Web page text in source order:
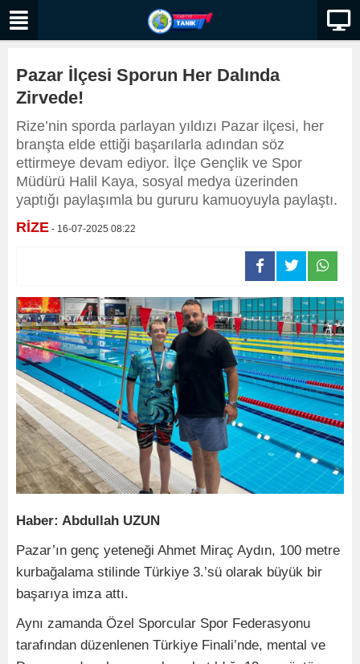
Pazar İlçesi Sporun Her Dalında
Zirvede!
Rize’nin sporda parlayan yıldızı Pazar ilçesi, her
branşta elde ettiği başarılarla adından söz
ettirmeye devam ediyor. İlçe Gençlik ve Spor
Müdürü Halil Kaya, sosyal medya üzerinden
yaptığı paylaşımla bu gururu kamuoyuyla paylaştı.
RİZE - 16-07-2025 08:22
Haber: Abdullah UZUN
Pazar’ın genç yeteneği Ahmet Miraç Aydın, 100 metre
kurbağalama stilinde Türkiye 3.’sü olarak büyük bir
başarıya imza attı.
Aynı zamanda Özel Sporcular Spor Federasyonu
tarafından düzenlenen Türkiye Finali’nde, mental ve